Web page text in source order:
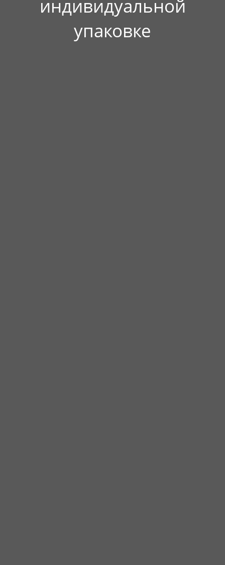
индивидуальной
упаковке